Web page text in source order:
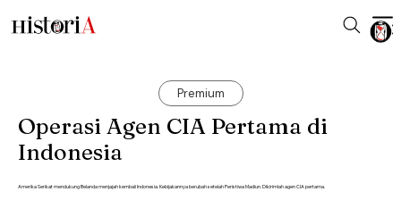
Premium
Operasi Agen CIA Pertama di
Indonesia
Amerika Serikat mendukung Belanda menjajah kembali Indonesia. Kebijakannya berubah setelah Peristiwa Madiun. Dikirimlah agen CIA pertama.